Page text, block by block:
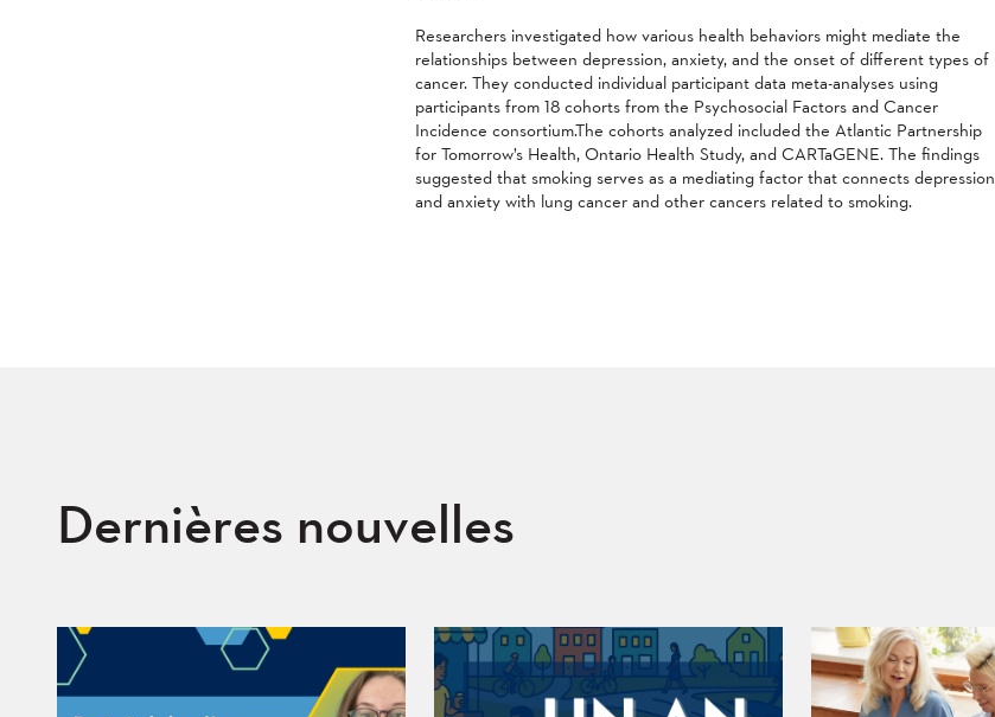
Researchers investigated how various health behaviors might mediate the
relationships between depression, anxiety, and the onset of different types of
cancer. They conducted individual participant data meta-analyses using
participants from 18 cohorts from the Psychosocial Factors and Cancer
Incidence consortium.The cohorts analyzed included the Atlantic Partnership
for Tomorrow’s Health, Ontario Health Study, and CARTaGENE. The findings
suggested that smoking serves as a mediating factor that connects depression
and anxiety with lung cancer and other cancers related to smoking.
Dernières nouvelles